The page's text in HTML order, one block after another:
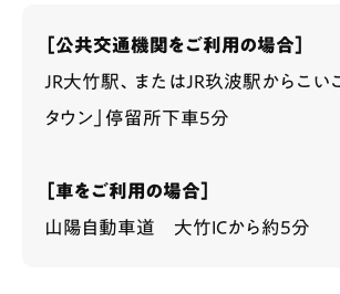
［公共交通機関をご利用の場合］
JR大竹駅、またはJR玖波駅からこい
タウン」停留所下車5分
［車をご利用の場合］
山陽自動車道 大竹ICから約5分